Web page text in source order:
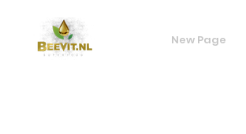
New Page